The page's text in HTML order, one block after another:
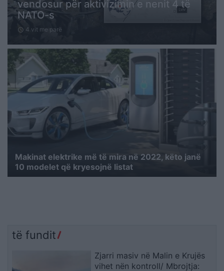
vendosur për aktivizimin e nenit 4 të
NATO-s
schedule 4 vit me parë
Makinat elektrike më të mira në 2022, këto janë
10 modelet që kryesojnë listat
të fundit
Zjarri masiv në Malin e Krujës
vihet nën kontroll/ Mbrojtja: